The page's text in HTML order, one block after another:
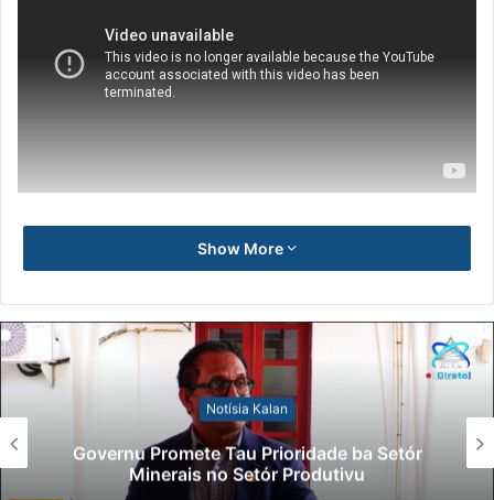
Show More
Notísia Kalan
Governu Promete Tau Prioridade ba Setór
Minerais no Setór Produtivu